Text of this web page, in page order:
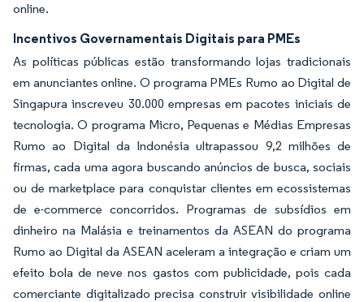
online.
Incentivos Governamentais Digitais para PMEs
As políticas públicas estão transformando lojas tradicionais
em anunciantes online. O programa PMEs Rumo ao Digital de
Singapura inscreveu 30.000 empresas em pacotes iniciais de
tecnologia. O programa Micro, Pequenas e Médias Empresas
Rumo ao Digital da Indonésia ultrapassou 9,2 milhões de
firmas, cada uma agora buscando anúncios de busca, sociais
ou de marketplace para conquistar clientes em ecossistemas
de e-commerce concorridos. Programas de subsídios em
dinheiro na Malásia e treinamentos da ASEAN do programa
Rumo ao Digital da ASEAN aceleram a integração e criam um
efeito bola de neve nos gastos com publicidade, pois cada
comerciante digitalizado precisa construir visibilidade online